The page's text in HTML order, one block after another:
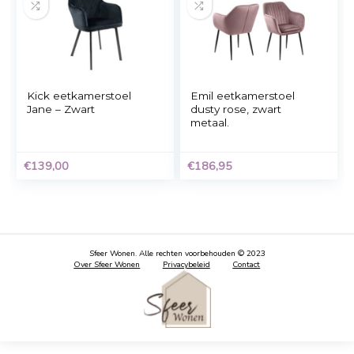
Kick eetkamerstoel
Rev Velvet – Zwart
€159,00
vidaXL
Eetkamerstoelen
draaibaar 6 st
€358,99